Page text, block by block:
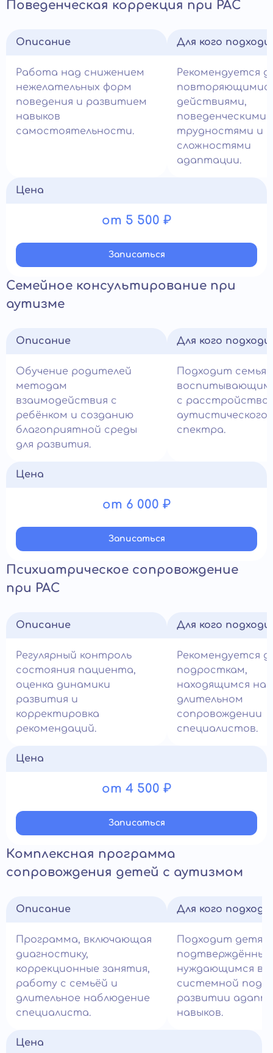
Поведенческая коррекция при РАС
Описание
Работа над снижением
нежелательных форм
поведения и развитием
навыков
самостоятельности.
Для кого
Рекомендуется
действиями,
поведенческими
трудностями и
сложностями
адаптации.
Цена
от 5 500 ₽
Записатьcя
Семейное консультирование при
аутизме
Описание
Обучение родителей
методам
взаимодействия с
ребёнком и созданию
благоприятной среды
для развития.
Для кого
Подходит
воспитывающим
с
аутистического
спектра.
Цена
от 6 000 ₽
Записатьcя
Психиатрическое сопровождение
при РАС
Описание
Регулярный контроль
состояния пациента,
оценка динамики
развития и
корректировка
рекомендаций.
Для кого
Рекомендуется
подросткам,
находящимся на
длительном
сопровождении
специалистов.
Цена
от 4 500 ₽
Записатьcя
Комплексная программа
сопровождения детей с аутизмом
Описание
Программа, включающая
диагностику,
коррекционные занятия,
работу с семьёй и
длительное наблюдение
специалиста.
Для кого
Подходит детям
нуждающимся в
системной
развитии
навыков.
Цена